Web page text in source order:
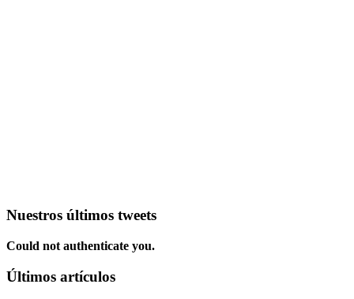
Nuestros últimos tweets
Could not authenticate you.
Últimos artículos